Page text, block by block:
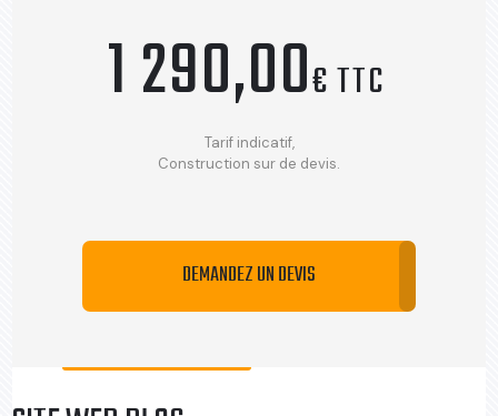
1 290,00€ TTC
Tarif indicatif,
Construction sur de devis.
DEMANDEZ UN DEVIS